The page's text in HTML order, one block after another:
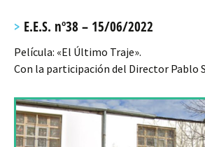
E.E.S. nº38 – 15/06/2022
Película: «El Último Traje».
Con la participación del Director Pablo